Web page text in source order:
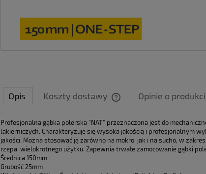
Opis Koszty dostawy
Cena nie zawiera
płatności
Opinie o
Profesjonalna gąbka polerska "NAT" przeznaczona jest do
lakierniczych. Charakteryzuje się wysoka jakością i profesjonalnym
jakości. Można stosować ją zarówno na mokro, jak i na sucho, w
rzepa, wielokrotnego użytku. Zapewnia trwałe zamocowanie gąbki
Średnica 150mm
Grubość 25mm